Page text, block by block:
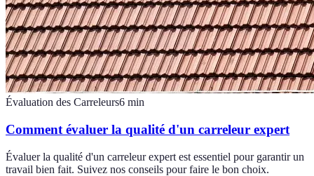
Évaluation des Carreleurs6 min
Comment évaluer la qualité d'un carreleur expert
Évaluer la qualité d'un carreleur expert est essentiel pour garantir un
travail bien fait. Suivez nos conseils pour faire le bon choix.